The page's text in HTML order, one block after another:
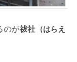
のが祓社 （はらえ